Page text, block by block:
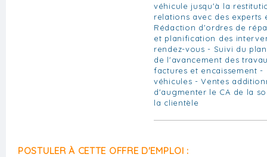
véhicule jusqu'à la
relations avec des experts
Rédaction d'ordres de
et planification des
rendez-vous - Suivi du
de l'avancement des
factures et encaissement -
véhicules - Ventes
d'augmenter le CA de la
la clientèle
POSTULER À CETTE OFFRE D'EMPLOI :